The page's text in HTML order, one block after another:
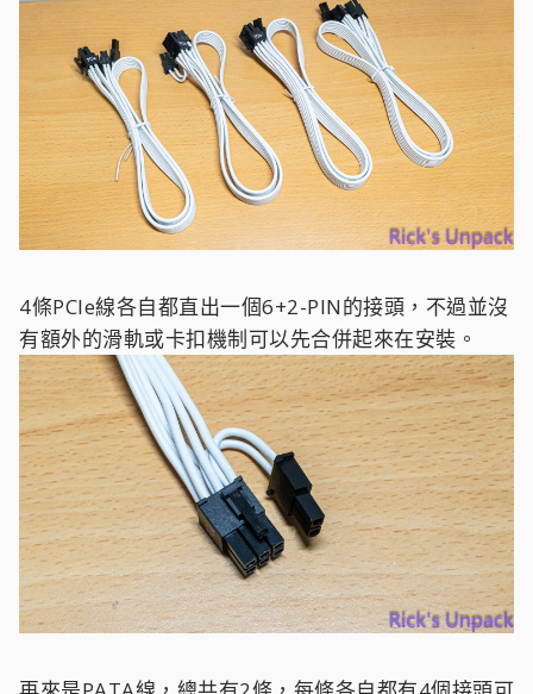
4條PCIe線各自都直出一個6+2-PIN的接頭，不過並沒
有額外的滑軌或卡扣機制可以先合併起來在安裝。